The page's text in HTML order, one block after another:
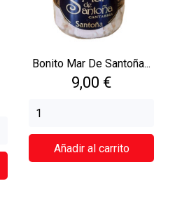
Bonito Mar De Santoña...
Precio
9,00 €
Añadir al carrito